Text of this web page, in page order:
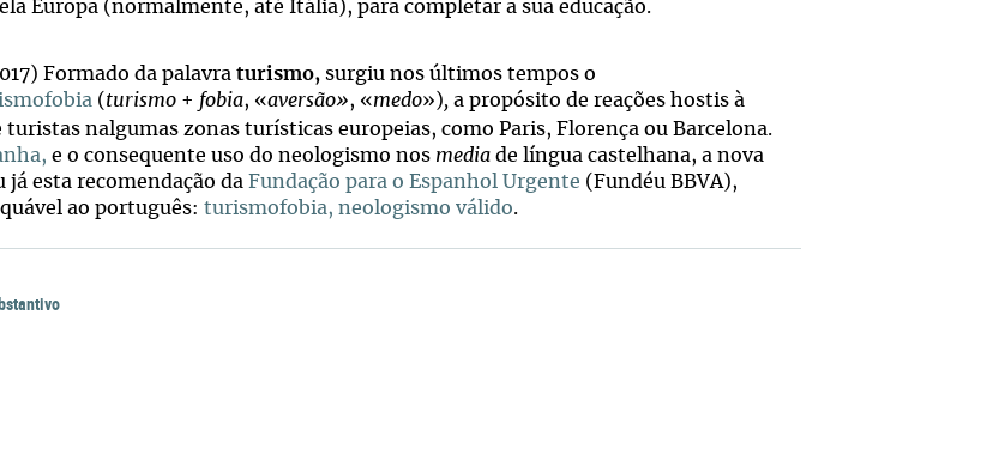
Europa (normalmente, até Itália), para completar a sua educação.
Formado da palavra turismo, surgiu nos últimos tempos o
( turismo + fobia, «aversão», «medo»), a propósito de reações hostis à
turistas nalgumas zonas turísticas europeias, como Paris, Florença ou Barcelona.
e o consequente uso do neologismo nos media de língua castelhana, a nova
já esta recomendação da Fundação para o Espanhol Urgente (Fundéu BBVA),
ao português: turismofobia, neologismo válido.